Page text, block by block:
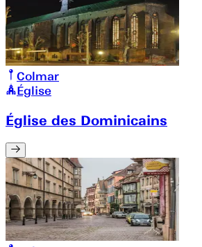
Colmar
Église
Église des Dominicains